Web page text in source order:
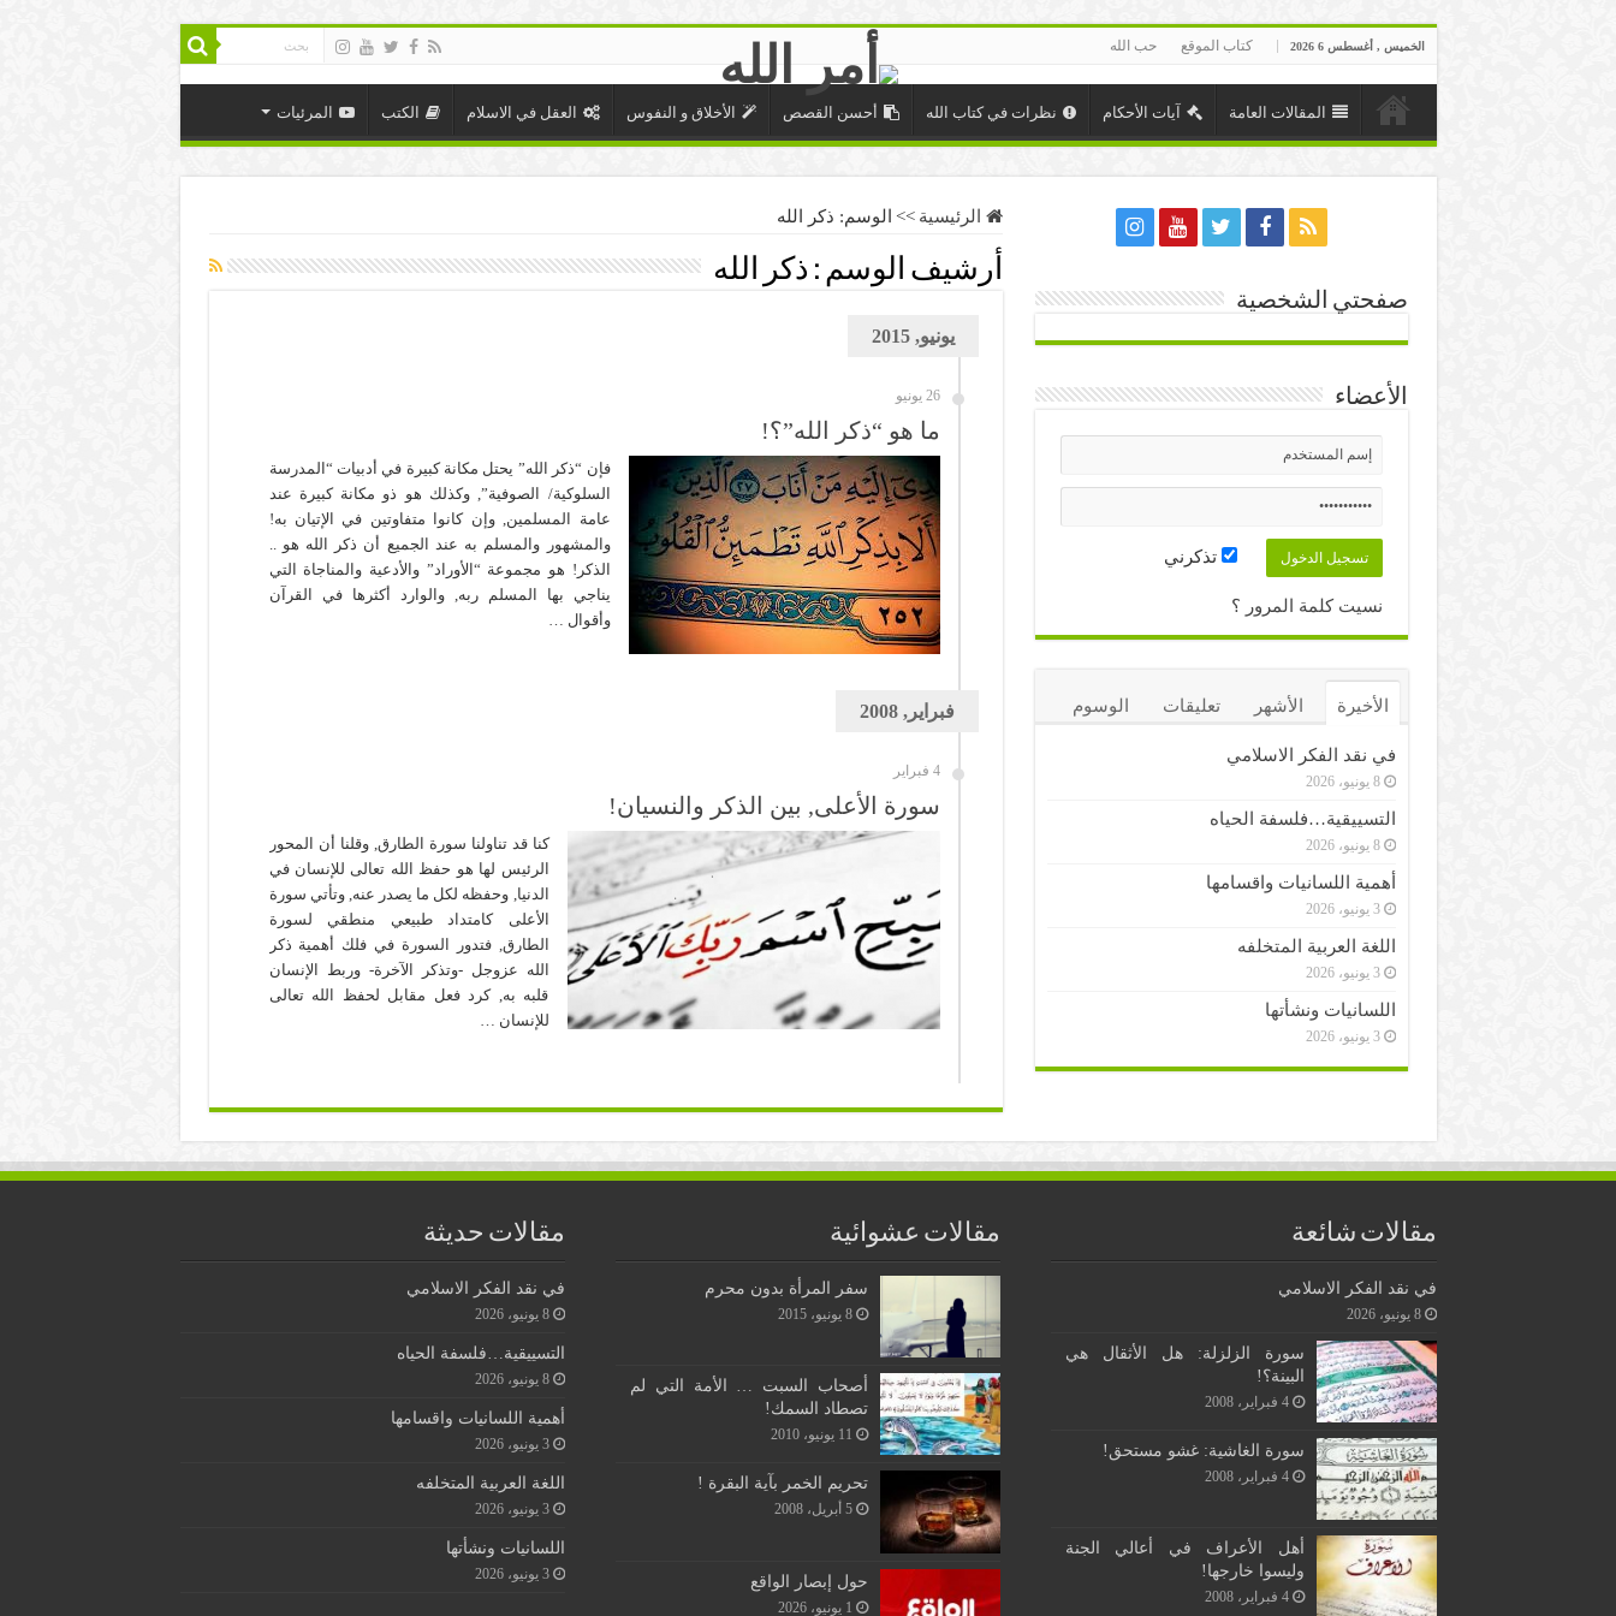
الخميس , أغسطس 6 2026 كتاب الموقع حب الله
المقالات العامة آيات الأحكام نظرات في كتاب الله أحسن القصص الأخلاق و النفوس العقل في الاسلام الكتب المرئيات
الرئيسية >> الوسم: ذكر الله
أرشيف الوسم : ذكر الله
يونيو, 2015
26 يونيو
ما هو “ذكر الله”؟!
فإن “ذكر الله” يحتل مكانة كبيرة في أدبيات “المدرسة
السلوكية/ الصوفية”, وكذلك هو ذو مكانة كبيرة عند
عامة المسلمين, وإن كانوا متفاوتين في الإتيان به!
والمشهور والمسلم به عند الجميع أن ذكر الله هو ..
الذكر! هو مجموعة “الأوراد” والأدعية والمناجاة التي
يناجي بها المسلم ربه, والوارد أكثرها في القرآن
وأقوال …
فبراير, 2008
4 فبراير
سورة الأعلى, بين الذكر والنسيان!
كنا قد تناولنا سورة الطارق, وقلنا أن المحور
الرئيس لها هو حفظ الله تعالى للإنسان في
الدنيا, وحفظه لكل ما يصدر عنه, وتأتي سورة
الأعلى كامتداد طبيعي منطقي لسورة
الطارق, فتدور السورة في فلك أهمية ذكر
الله عزوجل -وتذكر الآخرة- وربط الإنسان
قلبه به, كرد فعل مقابل لحفظ الله تعالى
للإنسان …
صفحتي الشخصية
الأعضاء
تذكرني
نسيت كلمة المرور ؟
الأخيرة الأشهر تعليقات الوسوم
في نقد الفكر الاسلامي
8 يونيو، 2026
التسييقية…فلسفة الحياه
8 يونيو، 2026
أهمية اللسانيات واقسامها
3 يونيو، 2026
اللغة العربية المتخلفه
3 يونيو، 2026
اللسانيات ونشأتها
3 يونيو، 2026
مقالات شائعة
في نقد الفكر الاسلامي
8 يونيو، 2026
سورة الزلزلة: هل الأثقال هي
البينة؟!
4 فبراير، 2008
سورة الغاشية: غشو مستحق!
4 فبراير، 2008
أهل الأعراف في أعالي الجنة
وليسوا خارجها!
4 فبراير، 2008
مقالات عشوائية
سفر المرأة بدون محرم
8 يونيو، 2015
أصحاب السبت … الأمة التي لم
تصطاد السمك!
11 يونيو، 2010
تحريم الخمر بآية البقرة !
5 أبريل، 2008
حول إبصار الواقع
1 يونيو، 2026
مقالات حديثة
في نقد الفكر الاسلامي
8 يونيو، 2026
التسييقية…فلسفة الحياه
8 يونيو، 2026
أهمية اللسانيات واقسامها
3 يونيو، 2026
اللغة العربية المتخلفه
3 يونيو، 2026
اللسانيات ونشأتها
3 يونيو، 2026